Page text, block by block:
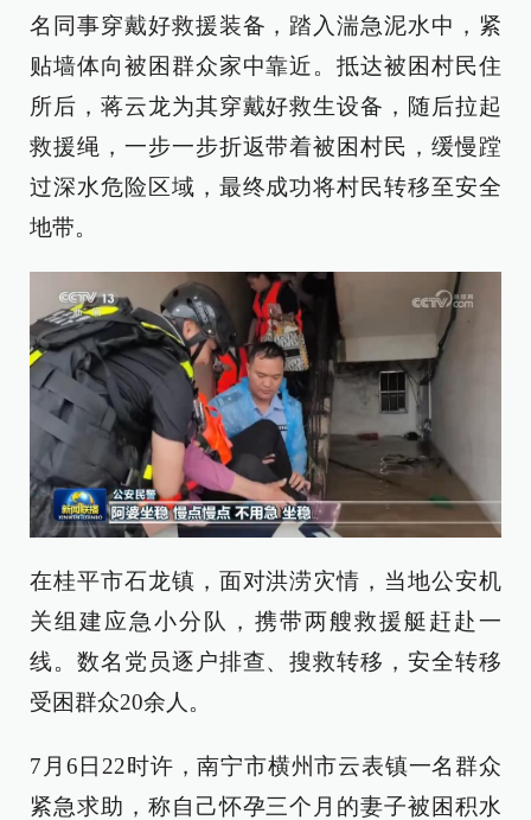
名同事穿戴好救援装备，踏入湍急泥水中，紧
贴墙体向被困群众家中靠近。抵达被困村民住
所后，蒋云龙为其穿戴好救生设备，随后拉起
救援绳，一步一步折返带着被困村民，缓慢蹚
过深水危险区域，最终成功将村民转移至安全
地带。
在桂平市石龙镇，面对洪涝灾情，当地公安机
关组建应急小分队，携带两艘救援艇赶赴一
线。数名党员逐户排查、搜救转移，安全转移
受困群众20余人。
7月6日22时许，南宁市横州市云表镇一名群众
紧急求助，称自己怀孕三个月的妻子被困积水